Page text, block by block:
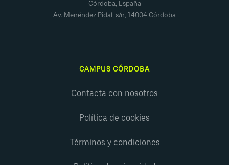
Córdoba, España
Av. Menéndez Pidal, s/n, 14004 Córdoba
CAMPUS CÓRDOBA
Contacta con nosotros
Política de cookies
Términos y condiciones